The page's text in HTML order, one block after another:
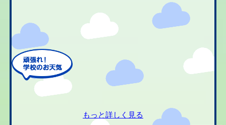
もっと詳しく見る